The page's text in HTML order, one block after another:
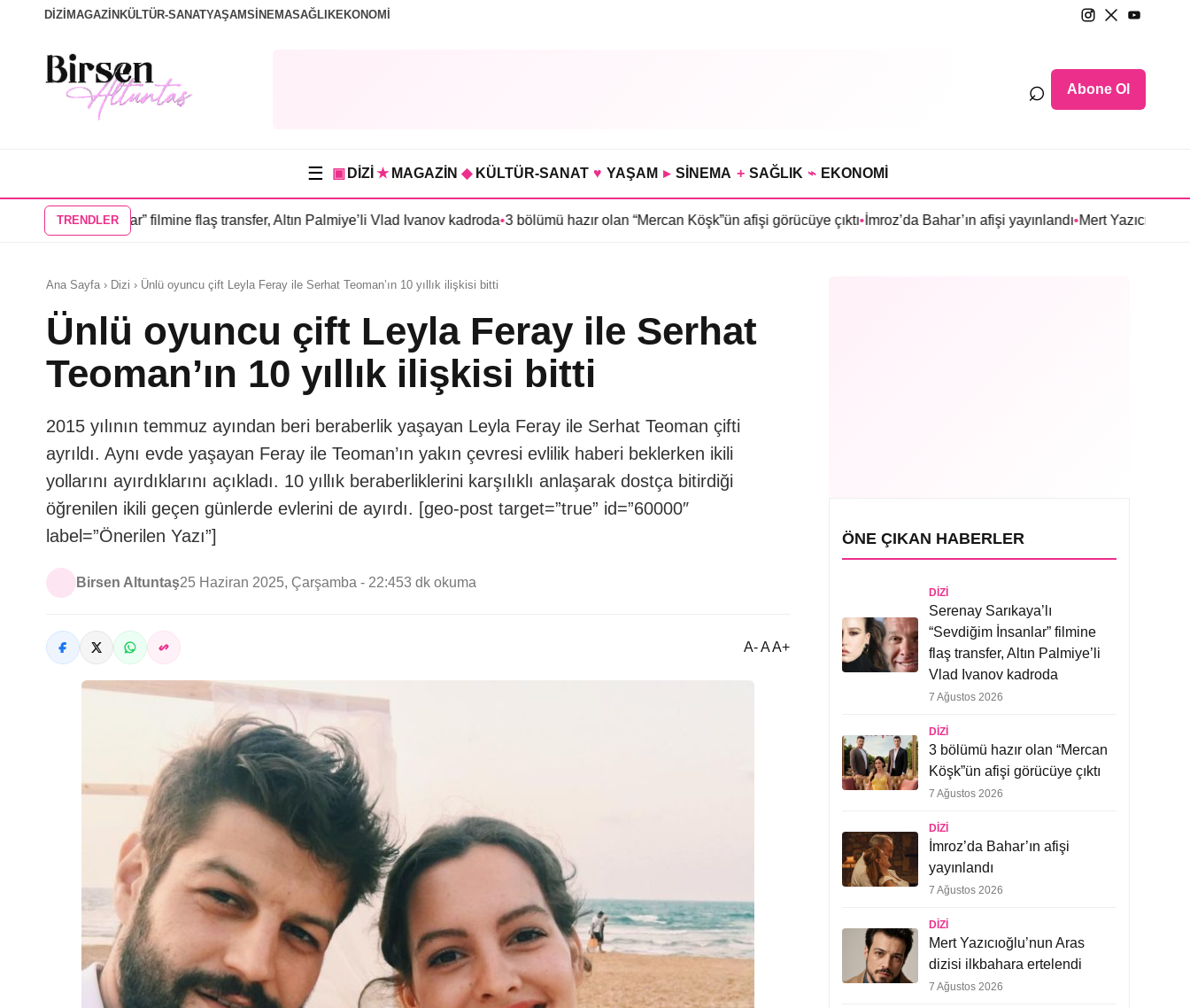
DİZİ MAGAZİN KÜLTÜR-SANATYAŞAMSİNEMASAĞLIKEKONOMİ
⌕ Abone Ol
☰ ▣ DİZİ ★ MAGAZİN ◆ KÜLTÜR-SANAT ♥ YAŞAM ▸ SİNEMA + SAĞLIK ⌁ EKONOMİ
TRENDLER
İnsanlar” filmine flaş transfer, Altın Palmiye’li Vlad Ivanov kadroda•3 bölümü hazır olan “Mercan Köşk”ün afişi görücüye çıktı•İmroz’da Bahar’ın afişi yayınlandı•Mert Yazıcıoğlu’nun Aras
Ana Sayfa › Dizi › Ünlü oyuncu çift Leyla Feray ile Serhat Teoman’ın 10 yıllık ilişkisi bitti
Ünlü oyuncu çift Leyla Feray ile Serhat
Teoman’ın 10 yıllık ilişkisi bitti
2015 yılının temmuz ayından beri beraberlik yaşayan Leyla Feray ile Serhat Teoman çifti
ayrıldı. Aynı evde yaşayan Feray ile Teoman’ın yakın çevresi evlilik haberi beklerken ikili
yollarını ayırdıklarını açıkladı. 10 yıllık beraberliklerini karşılıklı anlaşarak dostça bitirdiği
öğrenilen ikili geçen günlerde evlerini de ayırdı. [geo-post target=”true” id=”60000″
label=”Önerilen Yazı”]
Birsen Altuntaş25 Haziran 2025, Çarşamba - 22:453 dk okuma
A- A A+
ÖNE ÇIKAN HABERLER
DIZI
Serenay Sarıkaya’lı
“Sevdiğim İnsanlar” filmine
flaş transfer, Altın Palmiye’li
Vlad Ivanov kadroda
7 Ağustos 2026
DIZI
3 bölümü hazır olan “Mercan
Köşk”ün afişi görücüye çıktı
7 Ağustos 2026
DIZI
İmroz’da Bahar’ın afişi
yayınlandı
7 Ağustos 2026
DIZI
Mert Yazıcıoğlu’nun Aras
dizisi ilkbahara ertelendi
7 Ağustos 2026